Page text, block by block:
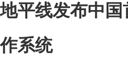
地平线发布中
作系统